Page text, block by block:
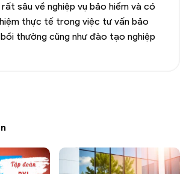
sâu về nghiệp vụ bảo hiểm và có
thực tế trong việc tư vấn bảo
thường cũng như đào tạo nghiệp